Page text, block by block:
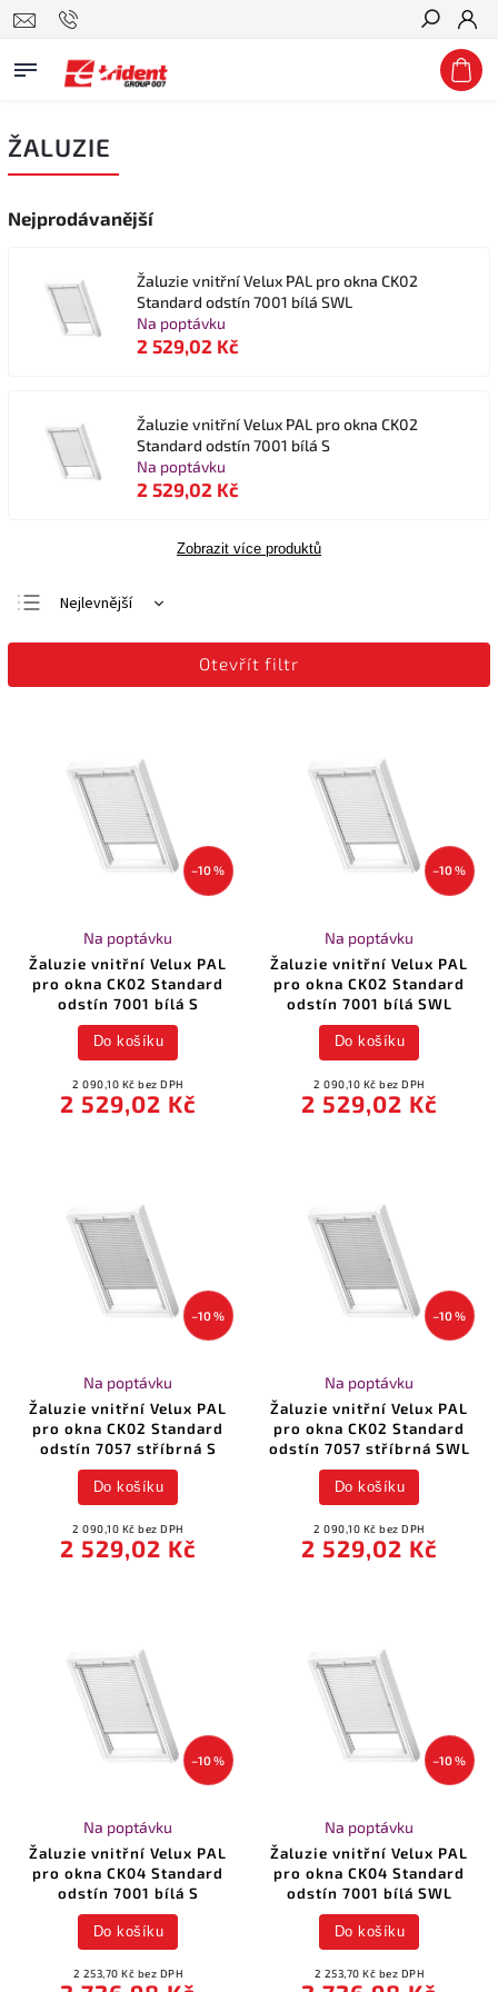
Hledat
ŽALUZIE
Nejprodávanější
Žaluzie vnitřní Velux PAL pro okna CK02
Standard odstín 7001 bílá SWL
Na poptávku
2 529,02 Kč
Žaluzie vnitřní Velux PAL pro okna CK02
Standard odstín 7001 bílá S
Na poptávku
2 529,02 Kč
Zobrazit více produktů
Nejlevnější
Nejdražší
Otevřít filtr
–10 %
Žaluzie vnitřní Velux PAL
pro okna CK02 Standard
odstín 7001 bílá S
Na poptávku
2 090,10 Kč bez DPH
2 529,02 Kč
Do košíku
–10 %
Žaluzie vnitřní Velux PAL
pro okna CK02 Standard
odstín 7001 bílá SWL
Na poptávku
2 090,10 Kč bez DPH
2 529,02 Kč
Do košíku
–10 %
Žaluzie vnitřní Velux PAL
pro okna CK02 Standard
odstín 7057 stříbrná S
Na poptávku
2 090,10 Kč bez DPH
2 529,02 Kč
Do košíku
–10 %
Žaluzie vnitřní Velux PAL
pro okna CK02 Standard
odstín 7057 stříbrná SWL
Na poptávku
2 090,10 Kč bez DPH
2 529,02 Kč
Do košíku
–10 %
Žaluzie vnitřní Velux PAL
pro okna CK04 Standard
odstín 7001 bílá S
Na poptávku
2 253,70 Kč bez DPH
Do košíku
–10 %
Žaluzie vnitřní Velux PAL
pro okna CK04 Standard
odstín 7001 bílá SWL
Na poptávku
2 253,70 Kč bez DPH
Do košíku